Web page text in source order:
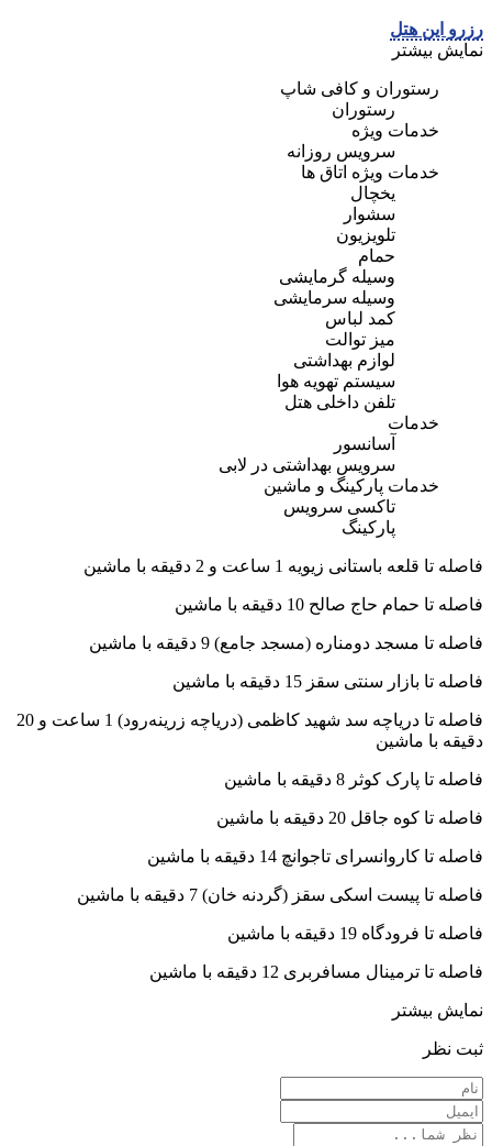
رزرو این هتل
نمایش بیشتر
رستوران و کافی شاپ
رستوران
خدمات ویژه
سرویس روزانه
خدمات ویژه اتاق ها
یخچال
سشوار
تلویزیون
حمام
وسیله گرمایشی
وسیله سرمایشی
کمد لباس
میز توالت
لوازم بهداشتی
سیستم تهویه هوا
تلفن داخلی هتل
خدمات
آسانسور
سرویس بهداشتی در لابی
خدمات پارکینگ و ماشین
تاکسی سرویس
پارکینگ
فاصله تا قلعه باستانی زیویه 1 ساعت و 2 دقیقه با ماشین
فاصله تا حمام حاج صالح 10 دقیقه با ماشین
فاصله تا مسجد دومناره (مسجد جامع) 9 دقیقه با ماشین
فاصله تا بازار سنتی سقز 15 دقیقه با ماشین
فاصله تا دریاچه سد شهید کاظمی (دریاچه زرینه‌رود) 1 ساعت و 20
دقیقه با ماشین
فاصله تا پارک کوثر 8 دقیقه با ماشین
فاصله تا کوه جاقل 20 دقیقه با ماشین
فاصله تا کاروانسرای تاجوانچ 14 دقیقه با ماشین
فاصله تا پیست اسکی سقز (گردنه خان) 7 دقیقه با ماشین
فاصله تا فرودگاه 19 دقیقه با ماشین
فاصله تا ترمینال مسافربری 12 دقیقه با ماشین
نمایش بیشتر
ثبت نظر